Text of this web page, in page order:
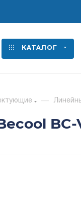
КАТАЛОГ
—
BC-